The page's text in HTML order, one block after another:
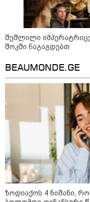
საზოგადოება
შეშლილი
შოკში ჩაგაგდებთ
BEAUMONDE.GE
ზოდიაქოს 4 ნიშანი,